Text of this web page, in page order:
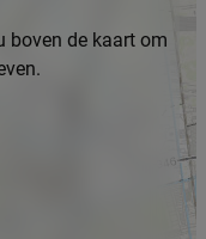
boven de kaart om